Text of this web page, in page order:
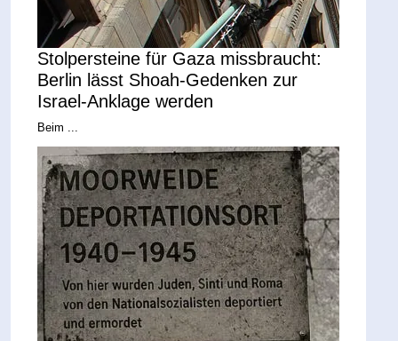
Stolpersteine für Gaza missbraucht:
Berlin lässt Shoah-Gedenken zur
Israel-Anklage werden
Beim ...